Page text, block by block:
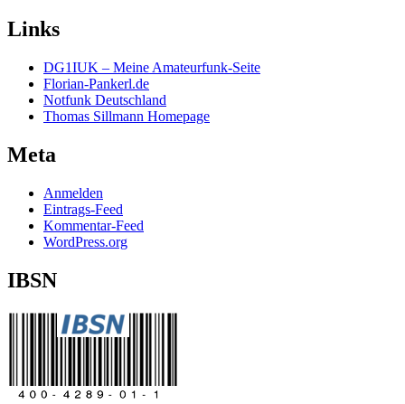
Links
DG1IUK – Meine Amateurfunk-Seite
Florian-Pankerl.de
Notfunk Deutschland
Thomas Sillmann Homepage
Meta
Anmelden
Eintrags-Feed
Kommentar-Feed
WordPress.org
IBSN